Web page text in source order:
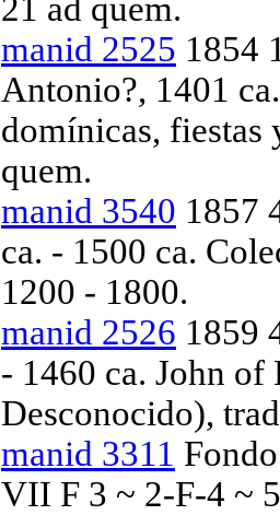
21 ad quem.
manid 2525 1854
Antonio?, 1401
domínicas, fiestas
quem.
manid 3540 1857
ca. - 1500 ca.
1200 - 1800.
manid 2526 1859
- 1460 ca. John of
Desconocido),
manid 3311
VII F 3 ~ 2-F-4 ~